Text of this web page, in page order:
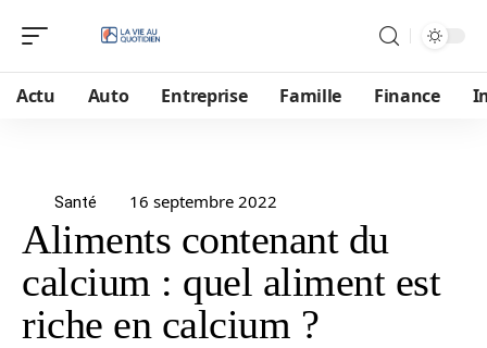
Actu Auto Entreprise Famille Finance
Santé 16 septembre 2022
Aliments contenant du
calcium : quel aliment est
riche en calcium ?